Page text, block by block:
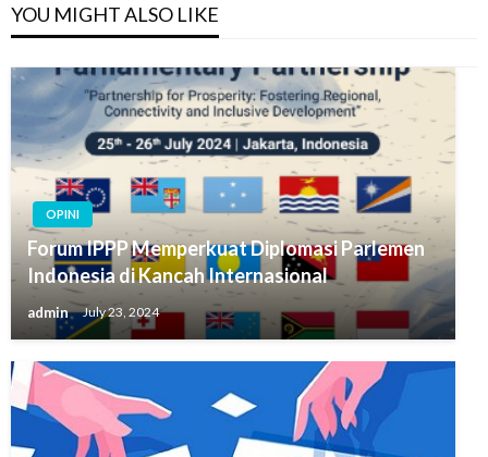
YOU MIGHT ALSO LIKE
OPINI
Forum IPPP Memperkuat Diplomasi Parlemen
Indonesia di Kancah Internasional
admin July 23, 2024